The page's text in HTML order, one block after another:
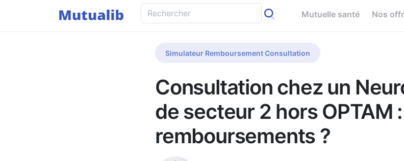
Mutuelle santé Nos
Simulateur Remboursement Consultation
Consultation chez un
de secteur 2 hors OPTAM
remboursements ?